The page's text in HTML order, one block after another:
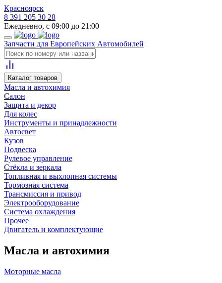
Красноярск
8 391 205 30 28
Ежедневно, с 09:00 до 21:00
Запчасти для Европейских Автомобилей
Каталог товаров
Масла и автохимия
Салон
Защита и декор
Для колес
Инструменты и принадлежности
Автосвет
Кузов
Подвеска
Рулевое управление
Стёкла и зеркала
Топливная и выхлопная системы
Тормозная система
Трансмиссия и привод
Электрооборудование
Система охлаждения
Прочее
Двигатель и комплектующие
Масла и автохимия
Моторные масла